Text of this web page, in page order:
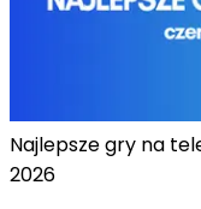
Najlepsze gry na
2026